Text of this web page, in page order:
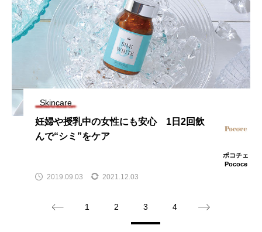
Skincare
妊婦や授乳中の女性にも安心 1日2回飲
んで“シミ”をケア
ポコチェ
Pococe
2019.09.03 2021.12.03
1 2 3 4